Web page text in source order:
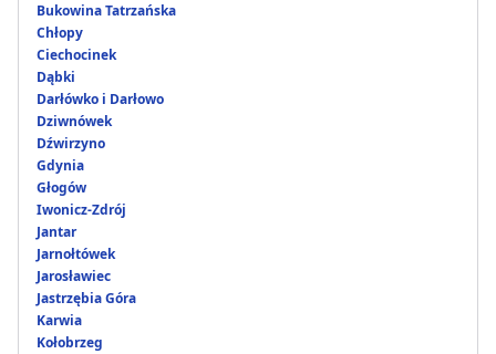
Bukowina Tatrzańska
Chłopy
Ciechocinek
Dąbki
Darłówko i Darłowo
Dziwnówek
Dźwirzyno
Gdynia
Głogów
Iwonicz-Zdrój
Jantar
Jarnołtówek
Jarosławiec
Jastrzębia Góra
Karwia
Kołobrzeg